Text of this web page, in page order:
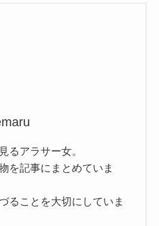
るアラサー女。
を記事にまとめていま
ることを大切にしていま